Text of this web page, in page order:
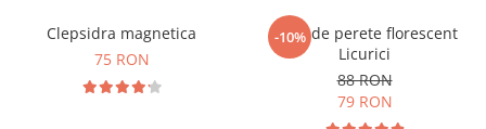
Clepsidra magnetica
75 RON
-10%
Ceas de perete florescent
Licurici
88 RON
79 RON